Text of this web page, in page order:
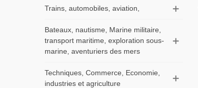
Trains, automobiles, aviation,
Bateaux, nautisme, Marine militaire,
transport maritime, exploration sous-
marine, aventuriers des mers
Techniques, Commerce, Economie,
industries et agriculture